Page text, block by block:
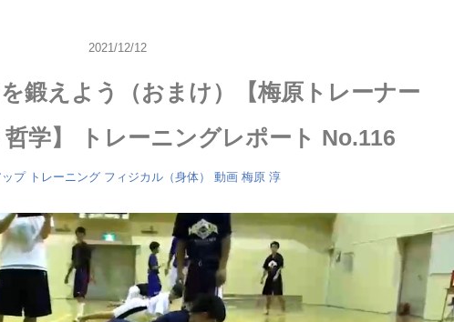
2021/12/12
鍛えよう（おまけ）【梅原トレーナー
学】 トレーニングレポート No.116
プ トレーニング フィジカル（身体） 動画 梅原 淳